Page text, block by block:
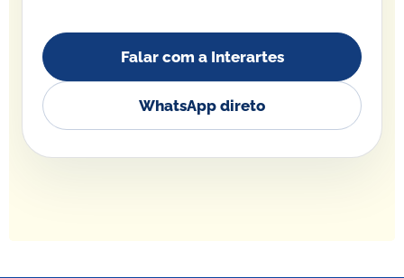
Falar com a Interartes
WhatsApp direto